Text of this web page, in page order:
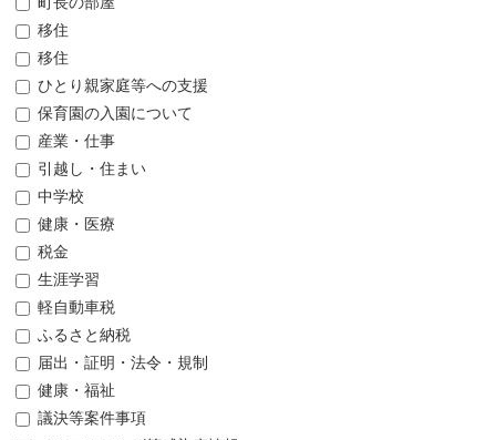
移住
移住
ひとり親家庭等への支援
保育園の入園について
産業・仕事
引越し・住まい
中学校
健康・医療
税金
生涯学習
軽自動車税
ふるさと納税
届出・証明・法令・規制
健康・福祉
議決等案件事項